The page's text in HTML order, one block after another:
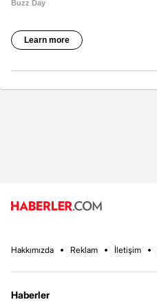
Hakkımızda Reklam İletişim
Haberler